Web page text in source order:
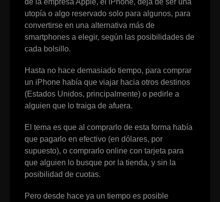
utopía o algo reservado solo para algunos, para
convertirse en una alternativa más de
smartphones a elegir, según las posibilidades de
cada bolsillo.
Hasta no hace demasiado tiempo, para comprar
un iPhone había que viajar hacia otros destinos
(Estados Unidos, principalmente) o pedirle a
alguien que lo traiga de afuera.
El tema es que al comprarlo de esta forma había
que pagarlo en efectivo (en dólares, por
supuesto), o comprarlo online con tarjeta para
que alguien lo busque por la tienda, y sin la
posibilidad de cuotas.
Pero desde hace ya un tiempo es posible